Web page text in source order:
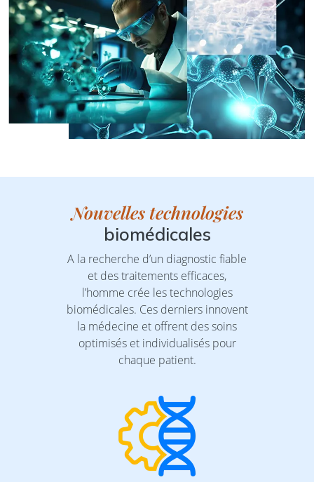
Nouvelles technologies
biomédicales
A la recherche d’un diagnostic fiable
et des traitements efficaces,
l’homme crée les technologies
biomédicales. Ces derniers innovent
la médecine et offrent des soins
optimisés et individualisés pour
chaque patient.